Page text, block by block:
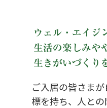
ご入居の皆さま
標を持ち、人と